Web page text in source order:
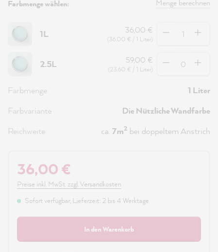
Farbmenge wählen: Menge berechnen
1L 36,00 €
(36,00 € / 1 Liter)
2.5L 59,00 €
(23,60 € / 1 Liter)
Farbmenge
1 Liter
Farbvariante
Die Nützliche Wandfarbe
Reichweite
ca. 7m2 bei doppeltem Anstrich
36,00 €
Preise inkl. MwSt. zzgl. Versandkosten
Sofort verfügbar, Lieferzeit: 2 bis 4 Werktage
In den Warenkorb